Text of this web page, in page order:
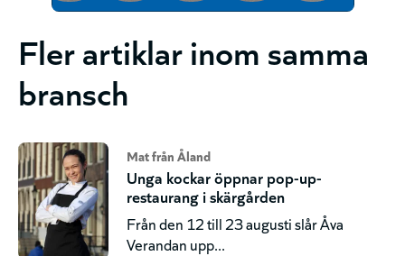
Fler artiklar inom samma
bransch
Mat från Åland
Unga kockar öppnar pop-up-
restaurang i skärgården
Från den 12 till 23 augusti slår Åva
Verandan upp...